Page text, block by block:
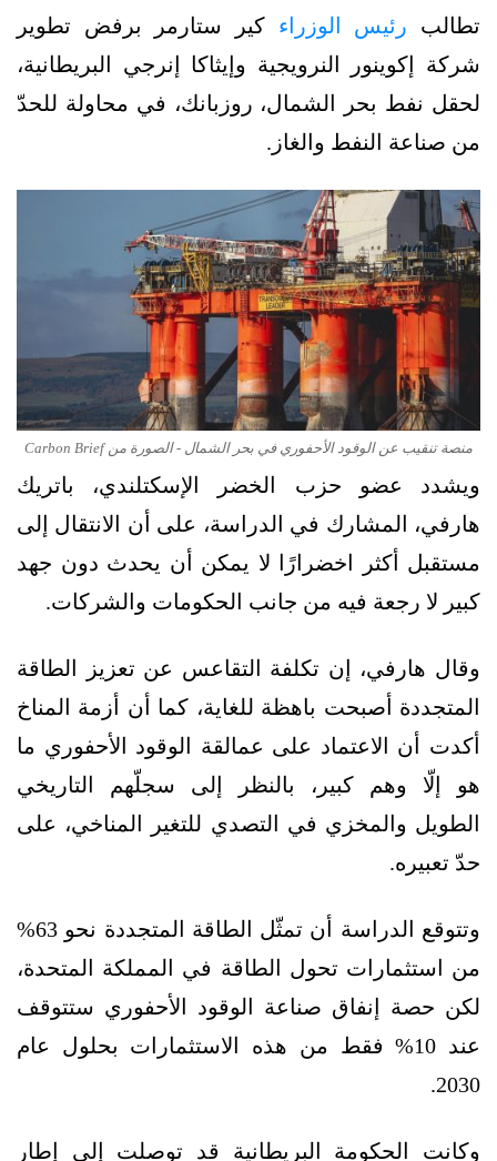
تطالب رئيس الوزراء كير ستارمر برفض تطوير
شركة إكوينور النرويجية وإيثاكا إنرجي البريطانية،
لحقل نفط بحر الشمال، روزبانك، في محاولة للحدّ
من صناعة النفط والغاز.
منصة تنقيب عن الوقود الأحفوري في بحر الشمال - الصورة من Carbon Brief
ويشدد عضو حزب الخضر الإسكتلندي، باتريك
هارفي، المشارك في الدراسة، على أن الانتقال إلى
مستقبل أكثر اخضرارًا لا يمكن أن يحدث دون جهد
كبير لا رجعة فيه من جانب الحكومات والشركات.
وقال هارفي، إن تكلفة التقاعس عن تعزيز الطاقة
المتجددة أصبحت باهظة للغاية، كما أن أزمة المناخ
أكدت أن الاعتماد على عمالقة الوقود الأحفوري ما
هو إلّا وهم كبير، بالنظر إلى سجلّهم التاريخي
الطويل والمخزي في التصدي للتغير المناخي، على
حدّ تعبيره.
وتتوقع الدراسة أن تمثّل الطاقة المتجددة نحو 63%
من استثمارات تحول الطاقة في المملكة المتحدة،
لكن حصة إنفاق صناعة الوقود الأحفوري ستتوقف
عند 10% فقط من هذه الاستثمارات بحلول عام
2030.
وكانت الحكومة البريطانية قد توصلت إلى إطار